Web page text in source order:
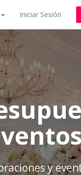
Iniciar Sesión
y